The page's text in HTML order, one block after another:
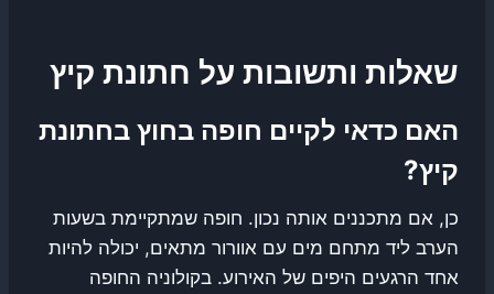
שאלות ותשובות על חתונת קיץ
האם כדאי לקיים חופה בחוץ בחתונת
קיץ?
כן, אם מתכננים אותה נכון. חופה שמתקיימת בשעות
הערב ליד מתחם מים עם אוורור מתאים, יכולה להיות
אחד הרגעים היפים של האירוע. בקולוניה החופה